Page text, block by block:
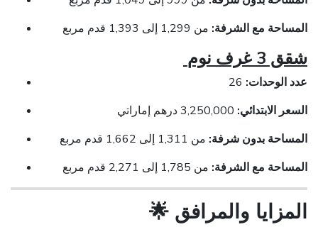
المساحة مع الشرفة: من 1,299 إلى 1,393 قدم مربع
شقق 3 غرف نوم
عدد الوحدات:
السعر الابتدائي:
المساحة بدون شرفة: من 1,311 إلى 1,662 قدم مربع
المساحة مع الشرفة: من 1,785 إلى 2,271 قدم مربع
🌟 المزايا والمرافق